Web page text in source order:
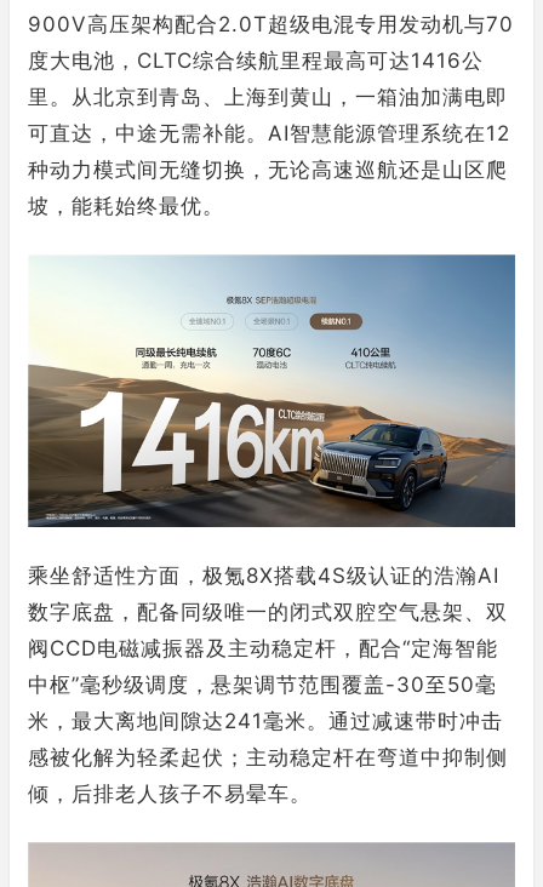
900V高压架构配合2.0T超级电混专用发动机与70
度大电池，CLTC综合续航里程最高可达1416公
里。从北京到青岛、上海到黄山，一箱油加满电即
可直达，中途无需补能。AI智慧能源管理系统在12
种动力模式间无缝切换，无论高速巡航还是山区爬
坡，能耗始终最优。
乘坐舒适性方面，极氪8X搭载4S级认证的浩瀚AI
数字底盘，配备同级唯一的闭式双腔空气悬架、双
阀CCD电磁减振器及主动稳定杆，配合“定海智能
中枢”毫秒级调度，悬架调节范围覆盖-30至50毫
米，最大离地间隙达241毫米。通过减速带时冲击
感被化解为轻柔起伏；主动稳定杆在弯道中抑制侧
倾，后排老人孩子不易晕车。